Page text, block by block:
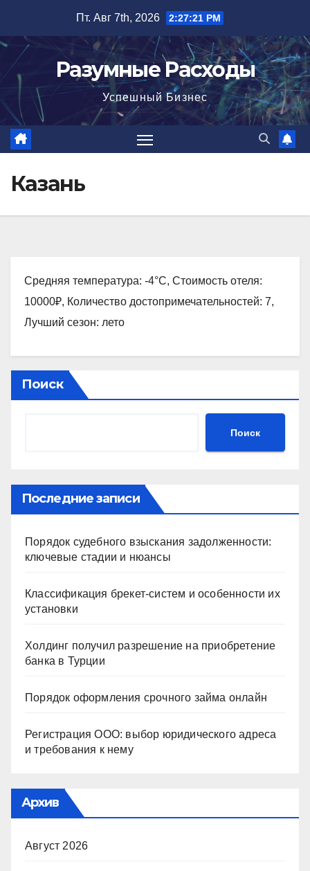
содержимому
Пт. Авг 7th, 2026 2:27:22 PM
Разумные Расходы
Успешный Бизнес
Казань
Средняя температура: -4°C, Стоимость отеля:
10000₽, Количество достопримечательностей: 7,
Лучший сезон: лето
Поиск
Поиск
Последние записи
Порядок судебного взыскания задолженности:
ключевые стадии и нюансы
Классификация брекет-систем и особенности их
установки
Холдинг получил разрешение на приобретение
банка в Турции
Порядок оформления срочного займа онлайн
Регистрация ООО: выбор юридического адреса
и требования к нему
Архив
Август 2026